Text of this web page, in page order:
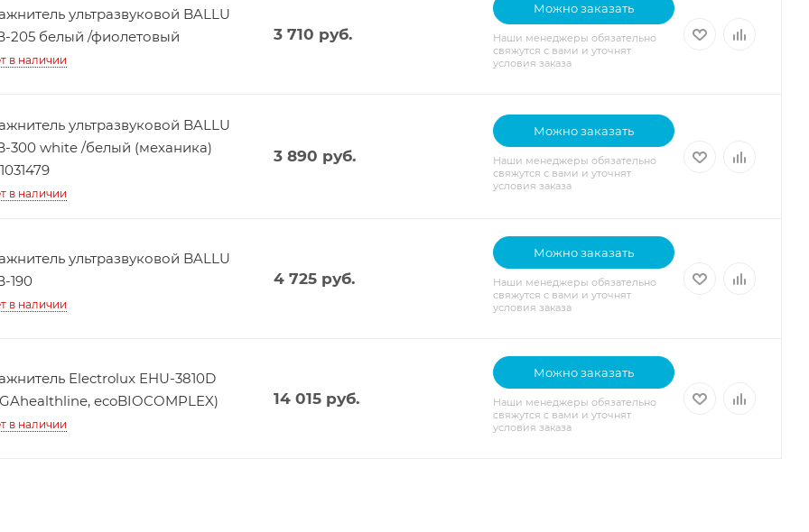
ультразвуковой BALLU
205 белый /фиолетовый
в наличии
3 710 руб.
Можно заказать
Наши менеджеры обязательно
свяжутся с вами и уточнят
условия заказа
ультразвуковой BALLU
300 white /белый (механика)
в наличии
3 890 руб.
Можно заказать
Наши менеджеры обязательно
свяжутся с вами и уточнят
условия заказа
ультразвуковой BALLU
190
в наличии
4 725руб.
Можно заказать
Наши менеджеры обязательно
свяжутся с вами и уточнят
условия заказа
Electrolux EHU-3810D
ecoBIOCOMPLEX)
в наличии
14 015руб.
Можно заказать
Наши менеджеры обязательно
свяжутся с вами и уточнят
условия заказа